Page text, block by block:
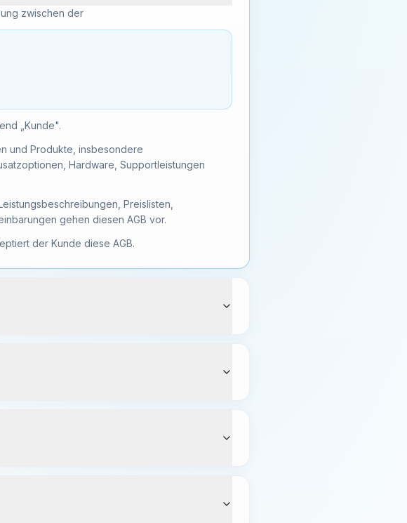
zwischen der
„Kunde".
und Produkte, insbesondere
Hardware, Supportleistungen
Preislisten,
gehen diesen AGB vor.
der Kunde diese AGB.